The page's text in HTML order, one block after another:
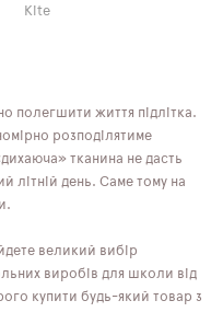
Kite
полегшити життя підлітка.
розподілятиме
тканина не дасть
літній день. Саме тому на
великий вибір
виробів для школи від
купити будь-який товар з